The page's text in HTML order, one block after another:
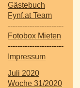
Gästebuch
Fynf.at Team
-----------------------
Fotobox Mieten
-----------------------
Impressum
Juli 2020
Woche 31/2020